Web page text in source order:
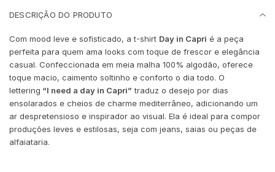
DESCRIÇÃO DO PRODUTO
Com mood leve e sofisticado, a t-shirt Day in Capri é a peça
perfeita para quem ama looks com toque de frescor e elegância
casual. Confeccionada em meia malha 100% algodão, oferece
toque macio, caimento soltinho e conforto o dia todo. O
lettering “I need a day in Capri” traduz o desejo por dias
ensolarados e cheios de charme mediterrâneo, adicionando um
ar despretensioso e inspirador ao visual. Ela é ideal para compor
produções leves e estilosas, seja com jeans, saias ou peças de
alfaiataria.